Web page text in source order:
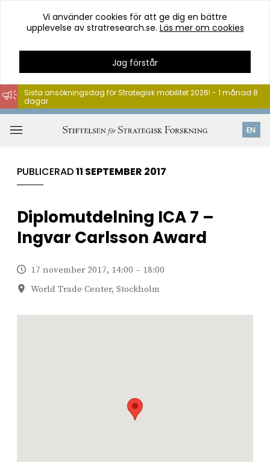
Hoppa
till
innehåll
Vi använder cookies för att ge dig en bättre
upplevelse av stratresearch.se. Läs mer om cookies
Jag förstår
EN
Sista ansökningsdag för Strategisk mobilitet 2026! - 1 månad 8
dagar
PUBLICERAD11 SEPTEMBER 2017
Diplomutdelning ICA 7 –
Ingvar Carlsson Award
17 november 2017, 14:00 – 18:00
World Trade Center, Stockholm